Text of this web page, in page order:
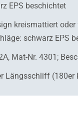
EPS beschichtet
kreismattiert
schwarz EPS
Mat-Nr. 4301;
Längsschliff